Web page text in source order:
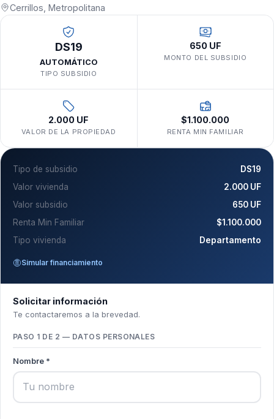
Cerrillos, Metropolitana
DS19
AUTOMÁTICO
TIPO SUBSIDIO
650 UF
MONTO DEL SUBSIDIO
2.000 UF
VALOR DE LA PROPIEDAD
$1.100.000
RENTA MIN FAMILIAR
Tipo de subsidio
DS19
Valor vivienda
2.000 UF
Valor subsidio
650 UF
Renta Min Familiar
$1.100.000
Tipo vivienda
Departamento
Simular financiamiento
Solicitar información
Te contactaremos a la brevedad.
PASO 1 DE 2 — DATOS PERSONALES
Nombre *